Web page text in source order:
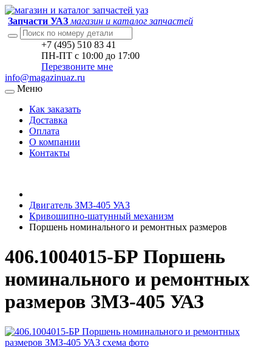
Запчасти УАЗ магазин и каталог запчастей
+7 (495) 510 83 41
ПН-ПТ с 10:00 до 17:00
Перезвоните мне
info@magazinuaz.ru
Меню
Как заказать
Доставка
Оплата
О компании
Контакты
Двигатель ЗМЗ-405 УАЗ
Кривошипно-шатунный механизм
Поршень номинального и ремонтных размеров
406.1004015-БР Поршень
номинального и ремонтных
размеров ЗМЗ-405 УАЗ